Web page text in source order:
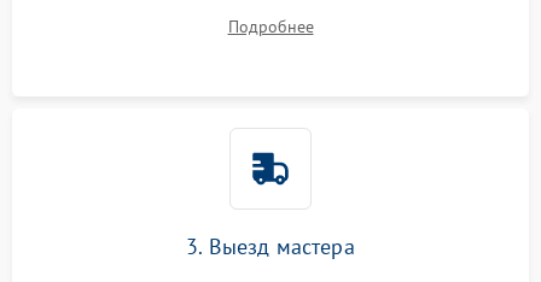
Подробнее
3. Выезд мастера